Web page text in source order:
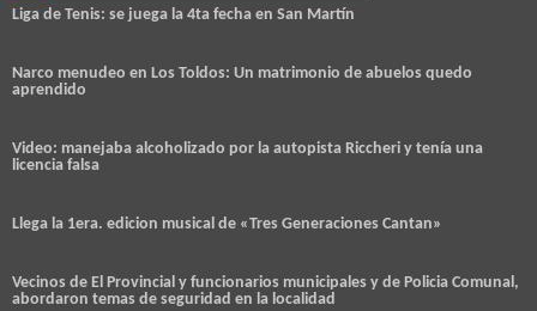
Liga de Tenis: se juega la 4ta fecha en San Martín
Narco menudeo en Los Toldos: Un matrimonio de abuelos quedo
aprendido
Video: manejaba alcoholizado por la autopista Riccheri y tenía una
licencia falsa
Llega la 1era. edicion musical de «Tres Generaciones Cantan»
Vecinos de El Provincial y funcionarios municipales y de Policia Comunal,
abordaron temas de seguridad en la localidad